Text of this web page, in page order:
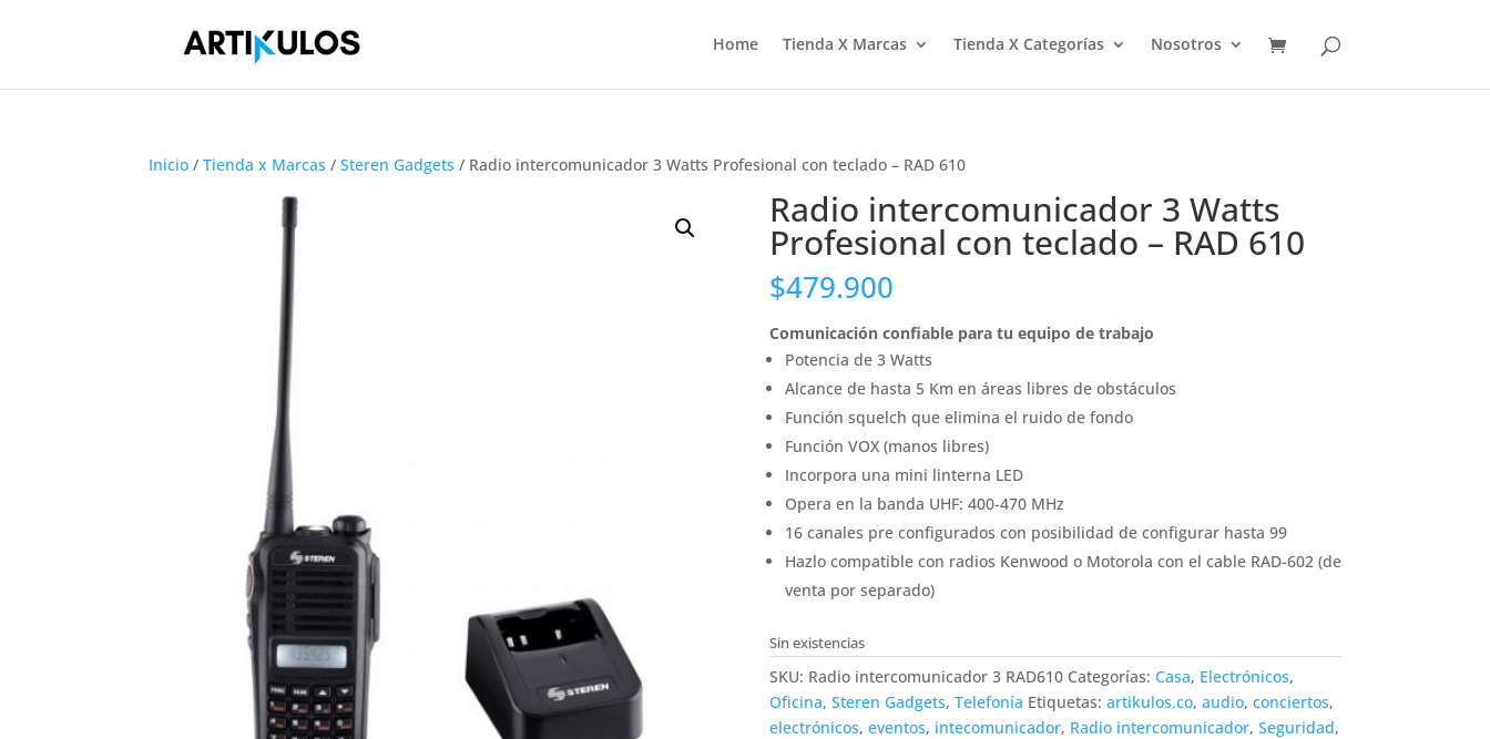
Home Tienda X Marcas Tienda X Categorías Nosotros
Inicio /Tienda x Marcas /Steren Gadgets / Radio intercomunicador 3 Watts Profesional con teclado – RAD 610
Radio intercomunicador 3 Watts
Profesional con teclado – RAD 610
$479.900
Comunicación confiable para tu equipo de trabajo
Potencia de 3 Watts
Alcance de hasta 5 Km en áreas libres de obstáculos
Función squelch que elimina el ruido de fondo
Función VOX (manos libres)
Incorpora una mini linterna LED
Opera en la banda UHF: 400-470 MHz
16 canales pre configurados con posibilidad de configurar hasta 99
Hazlo compatible con radios Kenwood o Motorola con el cable RAD-602 (de
venta por separado)
Sin existencias
SKU: Radio intercomunicador 3 RAD610 Categorías: Casa, Electrónicos,
Oficina, Steren Gadgets, Telefonía Etiquetas: artikulos.co, audio, conciertos,
electrónicos, eventos, intecomunicador, Radio intercomunicador, Seguridad,